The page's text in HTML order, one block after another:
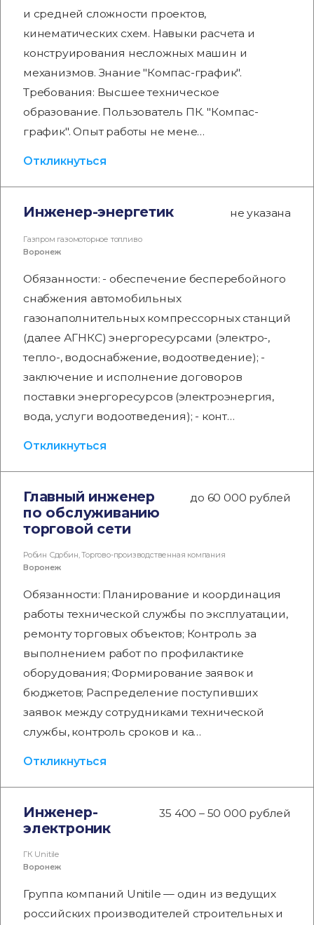
и средней сложности проектов,
кинематических схем. Навыки расчета и
конструирования несложных машин и
механизмов. Знание "Компас-график".
Требования: Высшее техническое
образование. Пользователь ПК. "Компас-
график". Опыт работы не мене…
Откликнуться
Инженер-энергетик не указана
Газпром газомоторное топливо
Воронеж
Обязанности: - обеспечение бесперебойного
снабжения автомобильных
газонаполнительных компрессорных станций
(далее АГНКС) энергоресурсами (электро-,
тепло-, водоснабжение, водоотведение); -
заключение и исполнение договоров
поставки энергоресурсов (электроэнергия,
вода, услуги водоотведения); - конт…
Откликнуться
Главный инженер
по обслуживанию
торговой сети
до 60 000 рублей
Робин Сдобин, Торгово-производственная компания
Воронеж
Обязанности: Планирование и координация
работы технической службы по эксплуатации,
ремонту торговых объектов; Контроль за
выполнением работ по профилактике
оборудования; Формирование заявок и
бюджетов; Распределение поступивших
заявок между сотрудниками технической
службы, контроль сроков и ка…
Откликнуться
Инженер-
электроник
35 400 – 50 000 рублей
ГК Unitile
Воронеж
Группа компаний Unitile — один из ведущих
российских производителей строительных и